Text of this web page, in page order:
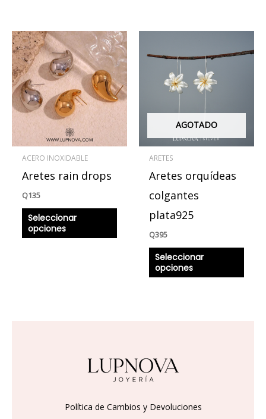
ACERO INOXIDABLE
Aretes rain drops
Q135
Seleccionar
opciones
Este
producto
tiene
múltiples
variantes.
Las
se
la
de
AGOTADO
ARETES
Aretes orquídeas
colgantes
plata925
Q395
Seleccionar
opciones
Las
se
Política de Cambios y Devoluciones